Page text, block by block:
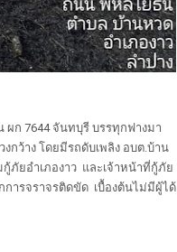
ก 7644 จันทบุรี บรรทุกฟางมา
กว้าง โดยมีรถดับเพลิง อบต.บ้าน
ภัยอำเภองาว และเจ้าหน้าที่กู้ภัย
การจราจรติดขัด เบื้องต้นไม่มีผู้ได้